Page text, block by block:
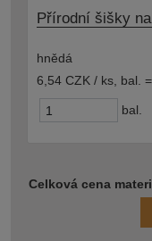
Přírodní šišky
hnědá
6,54 CZK / ks, bal.
bal.
Celková cena